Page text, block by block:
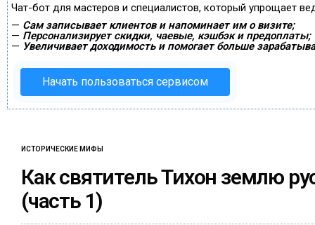
Чат-бот для мастеров и специалистов, который упрощает
— Сам записывает клиентов и напоминает им о визите;
— Персонализирует скидки, чаевые, кэшбэк и предоплаты;
— Увеличивает доходимость и помогает больше
Начать пользоваться сервисом
ИСТОРИЧЕСКИЕ МИФЫ
Как святитель Тихон землю
(часть 1)